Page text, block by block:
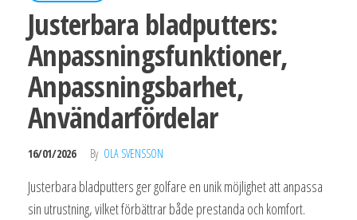
Justerbara bladputters:
Anpassningsfunktioner,
Anpassningsbarhet,
Användarfördelar
16/01/2026 By OLA SVENSSON
Justerbara bladputters ger golfare en unik möjlighet att anpassa
sin utrustning, vilket förbättrar både prestanda och komfort.